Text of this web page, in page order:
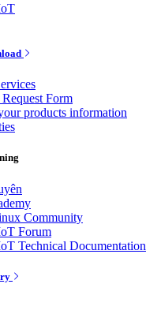
Form
products information
Community
Forum
Technical Documentation